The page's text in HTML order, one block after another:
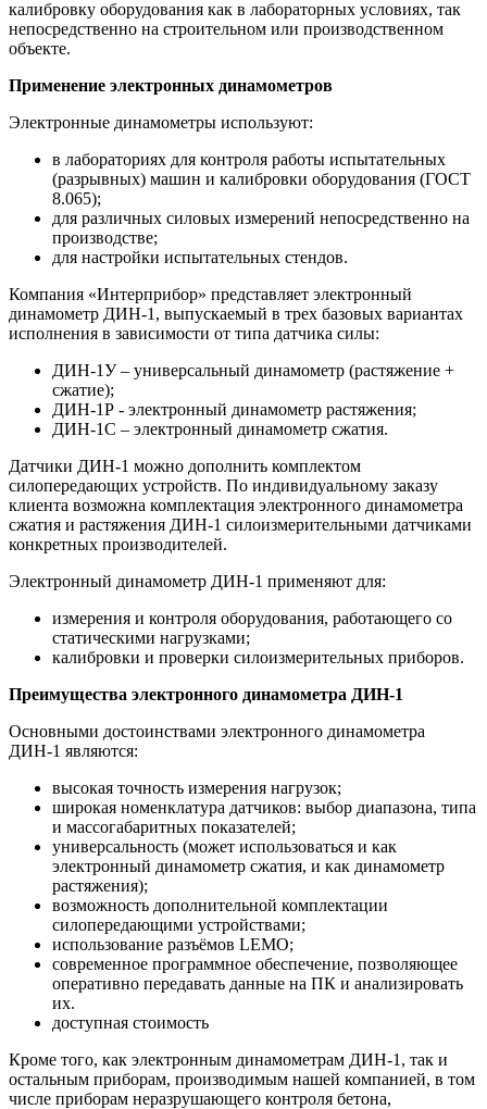
калибровку оборудования как в лабораторных условиях, так
непосредственно на строительном или производственном
объекте.
Применение электронных динамометров
Электронные динамометры используют:
в лабораториях для контроля работы испытательных
(разрывных) машин и калибровки оборудования (ГОСТ
8.065);
для различных силовых измерений непосредственно на
производстве;
для настройки испытательных стендов.
Компания «Интерприбор» представляет электронный
динамометр ДИН-1, выпускаемый в трех базовых вариантах
исполнения в зависимости от типа датчика силы:
ДИН-1У – универсальный динамометр (растяжение +
сжатие);
ДИН-1Р - электронный динамометр растяжения;
ДИН-1С – электронный динамометр сжатия.
Датчики ДИН-1 можно дополнить комплектом
силопередающих устройств. По индивидуальному заказу
клиента возможна комплектация электронного динамометра
сжатия и растяжения ДИН-1 силоизмерительными датчиками
конкретных производителей.
Электронный динамометр ДИН-1 применяют для:
измерения и контроля оборудования, работающего со
статическими нагрузками;
калибровки и проверки силоизмерительных приборов.
Преимущества электронного динамометра ДИН-1
Основными достоинствами электронного динамометра
ДИН-1 являются:
высокая точность измерения нагрузок;
широкая номенклатура датчиков: выбор диапазона, типа
и массогабаритных показателей;
универсальность (может использоваться и как
электронный динамометр сжатия, и как динамометр
растяжения);
возможность дополнительной комплектации
силопередающими устройствами;
использование разъёмов LEMO;
современное программное обеспечение, позволяющее
оперативно передавать данные на ПК и анализировать
их.
доступная стоимость
Кроме того, как электронным динамометрам ДИН-1, так и
остальным приборам, производимым нашей компанией, в том
числе приборам неразрушающего контроля бетона,